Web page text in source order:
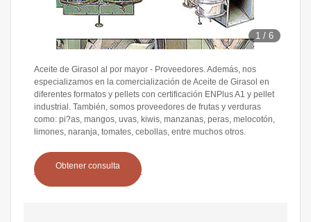
1 /6
Aceite de Girasol al por mayor - Proveedores. Además, nos
especializamos en la comercialización de Aceite de Girasol en
diferentes formatos y pellets con certificación ENPlus A1 y pellet
industrial. También, somos proveedores de frutas y verduras
como: pi?as, mangos, uvas, kiwis, manzanas, peras, melocotón,
limones, naranja, tomates, cebollas, entre muchos otros.
Obtener consulta